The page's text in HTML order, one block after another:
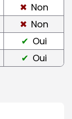
Non
Non
Oui
Oui